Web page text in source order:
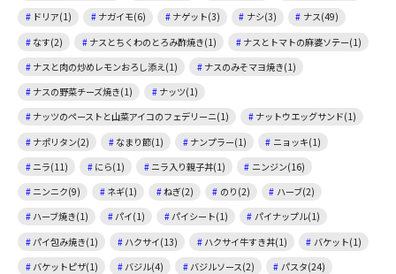
ドリア(1)
ナガイモ(6) ナゲット(3) ナシ(3)
ナス(49)
なす(2)
ナスとちくわのとろみ酢焼き(1)
ナスとトマトの麻婆ソテー(1)
ナスと肉の炒めレモンおろし添え(1)
ナスのみそマヨ焼き(1)
ナスの野菜チーズ焼き(1)
ナッツ(1)
ナッツのペーストと山菜アイコのフェデリーニ(1)
ナットウエッグサンド(1)
ナポリタン(2)
なまり節(1) ナンプラー(1)
ニョッキ(1)
ニラ(11)
にら(1) ニラ入り親子丼(1)
ニンジン(16)
ニンニク(9)
ネギ(1) ねぎ(2) のり(2)
ハーブ(2)
ハーブ焼き(1)
パイ(1) パイシート(1)
パイナップル(1)
パイ包み焼き(1)
ハクサイ(13) ハクサイ牛すき丼(1)
バケット(1)
バケットピザ(1)
バジル(4) バジルソース(2)
パスタ(24)